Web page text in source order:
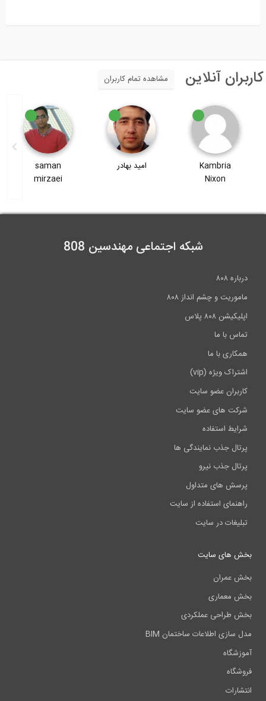
آنلاین مشاهده تمام کاربران
امید بهادر
saman
وحید رضوی
شبکه اجتماعی مهندسین 808
درباره ۸۰۸
ماموریت و چشم انداز ۸۰۸
اپلیکیشن ۸۰۸ پلاس
تماس با ما
همکاری با ما
اشتراک ویژه (vip)
کاربران عضو سایت
شرکت های عضو سایت
شرایط استفاده
پرتال جذب نمایندگی ها
پرتال جذب نیرو
پرسش های متداول
راهنمای استفاده از سایت
تبلیغات در سایت
بخش های سایت
بخش عمران
بخش معماری
بخش طراحی عملکردی
مدل سازی اطلاعات ساختمان BIM
آموزشگاه
فروشگاه
انتشارات